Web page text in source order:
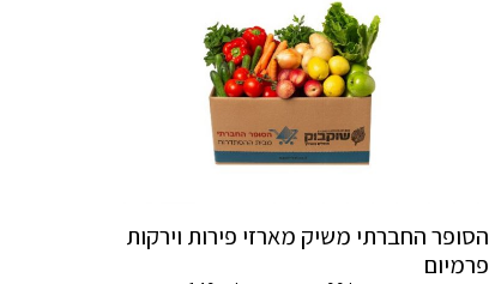
הסופר החברתי משיק מארזי פירות וירקות
פרמיום